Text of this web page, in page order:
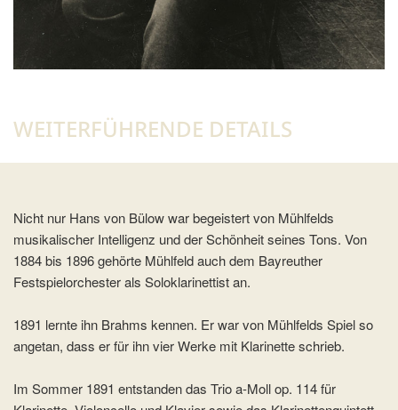
WEITERFÜHRENDE DETAILS
Nicht nur Hans von Bülow war begeistert von Mühlfelds
musikalischer Intelligenz und der Schönheit seines Tons. Von
1884 bis 1896 gehörte Mühlfeld auch dem Bayreuther
Festspielorchester als Soloklarinettist an.
1891 lernte ihn Brahms kennen. Er war von Mühlfelds Spiel so
angetan, dass er für ihn vier Werke mit Klarinette schrieb.
Im Sommer 1891 entstanden das Trio a-Moll op. 114 für